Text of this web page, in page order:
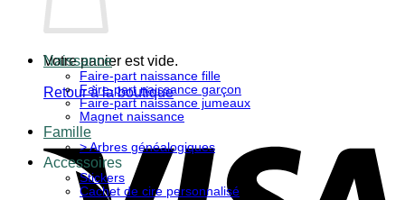
Votre panier est vide.
Retour à la boutique
Naissance
Faire-part naissance fille
Faire-part naissance garçon
Faire-part naissance jumeaux
Magnet naissance
Famille
> Arbres généalogiques
Accessoires
Stickers
Cachet de cire personnalisé